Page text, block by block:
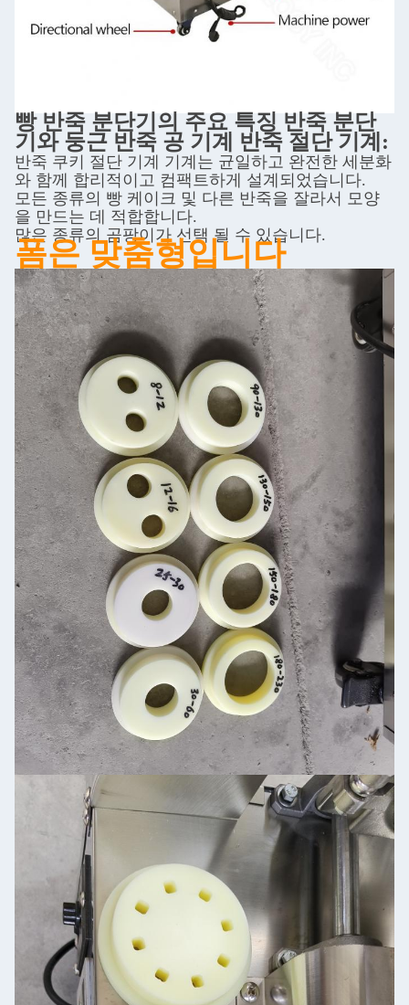
빵 반죽 분단기의 주요 특징 반죽 분단
기와 둥근 반죽 공 기계 반죽 절단 기계 :
반죽 쿠키 절단 기계 기계는 균일하고 완전한 세분화
와 함께 합리적이고 컴팩트하게 설계되었습니다.
모든 종류의 빵 케이크 및 다른 반죽을 잘라서 모양
을 만드는 데 적합합니다.
많은 종류의 곰팡이가 선택 될 수 있습니다.
폼은 맞춤형입니다